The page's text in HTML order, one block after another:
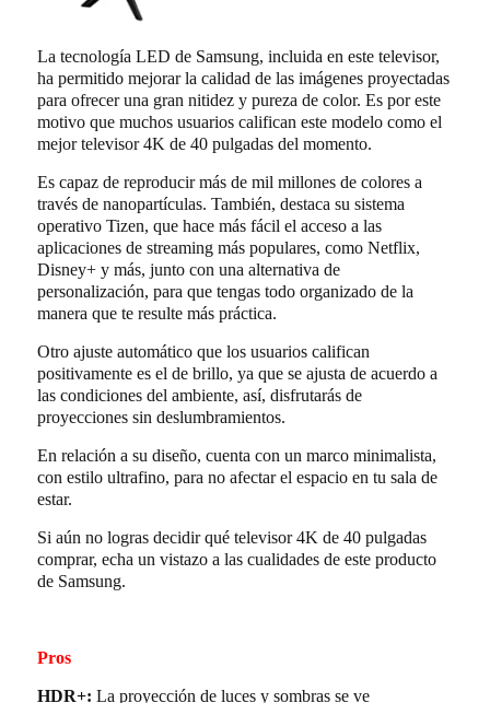
La tecnología LED de Samsung, incluida en este televisor,
ha permitido mejorar la calidad de las imágenes proyectadas
para ofrecer una gran nitidez y pureza de color. Es por este
motivo que muchos usuarios califican este modelo como el
mejor televisor 4K de 40 pulgadas del momento.
Es capaz de reproducir más de mil millones de colores a
través de nanopartículas. También, destaca su sistema
operativo Tizen, que hace más fácil el acceso a las
aplicaciones de streaming más populares, como Netflix,
Disney+ y más, junto con una alternativa de
personalización, para que tengas todo organizado de la
manera que te resulte más práctica.
Otro ajuste automático que los usuarios califican
positivamente es el de brillo, ya que se ajusta de acuerdo a
las condiciones del ambiente, así, disfrutarás de
proyecciones sin deslumbramientos.
En relación a su diseño, cuenta con un marco minimalista,
con estilo ultrafino, para no afectar el espacio en tu sala de
estar.
Si aún no logras decidir qué televisor 4K de 40 pulgadas
comprar, echa un vistazo a las cualidades de este producto
de Samsung.
Pros
HDR+: La proyección de luces y sombras se ve